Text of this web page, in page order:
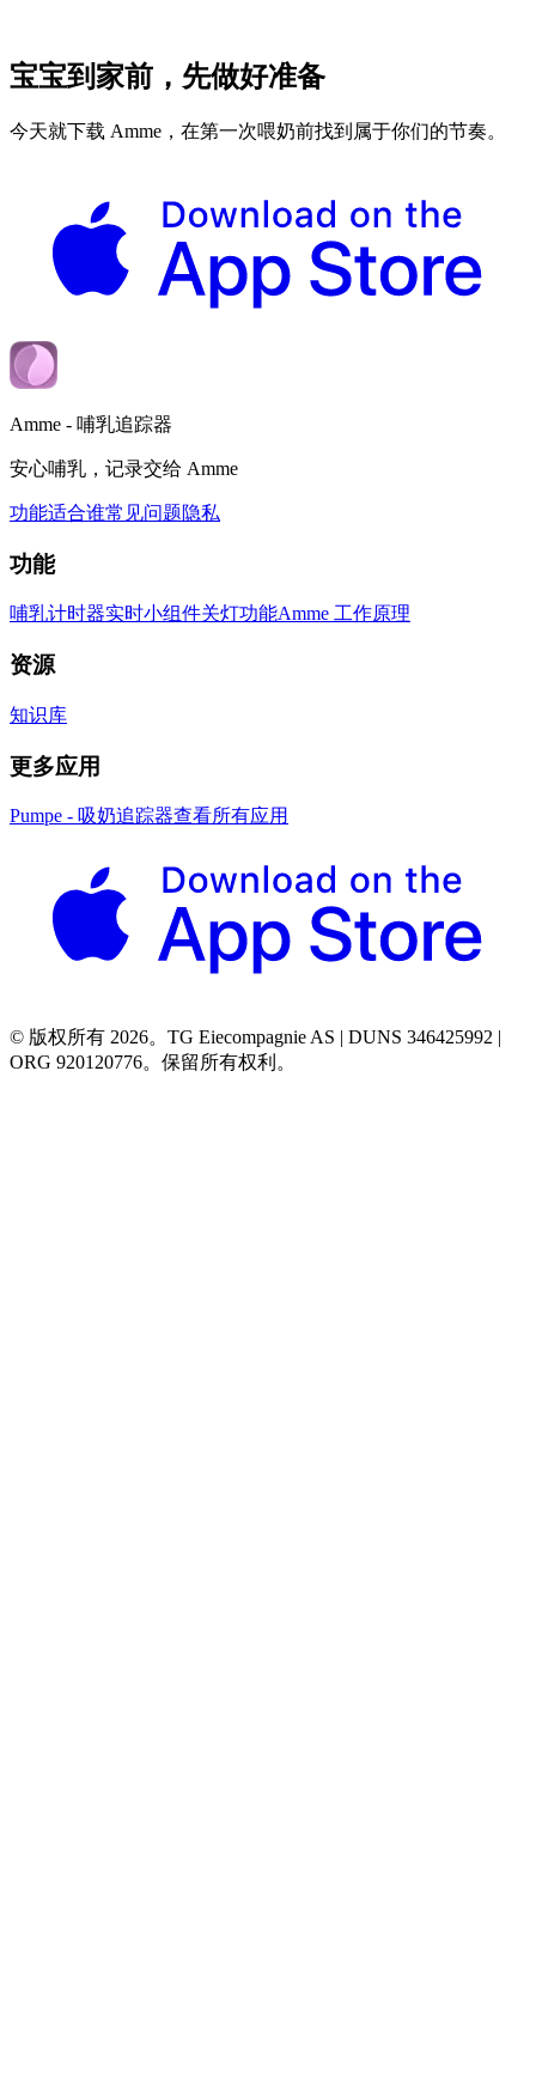
宝宝到家前，先做好准备
今天就下载 Amme，在第一次喂奶前找到属于你们的节奏。
Amme - 哺乳追踪器
安心哺乳，记录交给 Amme
功能适合谁常见问题隐私
功能
哺乳计时器实时小组件关灯功能Amme 工作原理
资源
知识库
更多应用
Pumpe - 吸奶追踪器查看所有应用
© 版权所有 2026。TG Eiecompagnie AS | DUNS 346425992 |
ORG 920120776。保留所有权利。